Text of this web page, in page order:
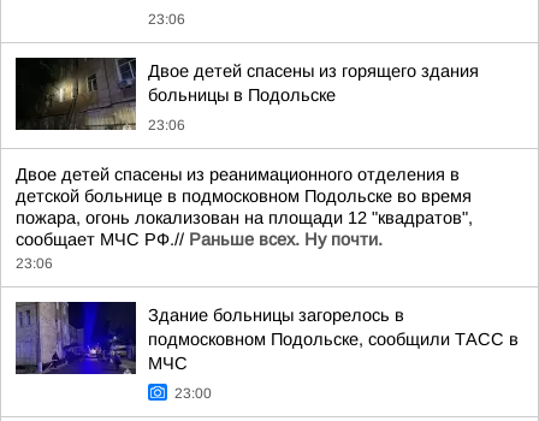
23:06
Двое детей спасены из горящего здания
больницы в Подольске
23:06
Двое детей спасены из реанимационного отделения в
детской больнице в подмосковном Подольске во время
пожара, огонь локализован на площади 12 "квадратов",
сообщает МЧС РФ.// Раньше всех. Ну почти.
23:06
Здание больницы загорелось в
подмосковном Подольске, сообщили ТАСС в
МЧС
23:00